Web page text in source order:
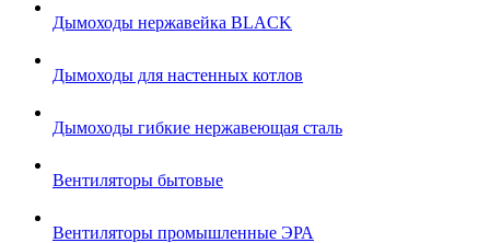
Дымоходы нержавейка BLACK
Дымоходы для настенных котлов
Дымоходы гибкие нержавеющая сталь
Вентиляторы бытовые
Вентиляторы промышленные ЭРА